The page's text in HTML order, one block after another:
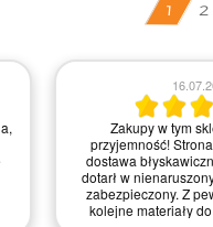
1 2
Zakupy w tym
przyjemność!
dostawa
dotarł w
zabezpieczony. Z
kolejne materiały